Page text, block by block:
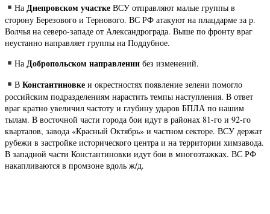
НаДнепровском участке ВСУ отправляют малые группы в
сторону Березового и Тернового. ВС РФ атакуют на плацдарме за р.
Волчья на северо-западе от Александрограда. Выше по фронту враг
неустанно направляет группы на Поддубное.
НаДобропольском направлении без изменений.
ВКонстантиновке и окрестностях появление зелени помогло
российским подразделениям нарастить темпы наступления. В ответ
враг кратно увеличил частоту и глубину ударов БПЛА по нашим
тылам. В восточной части города бои идут в районах 81-го и 92-го
кварталов, завода «Красный Октябрь» и частном секторе. ВСУ держат
рубежи в застройке исторического центра и на территории химзавода.
В западной части Константиновки идут бои в многоэтажках. ВС РФ
накапливаются в промзоне вдоль ж/д.